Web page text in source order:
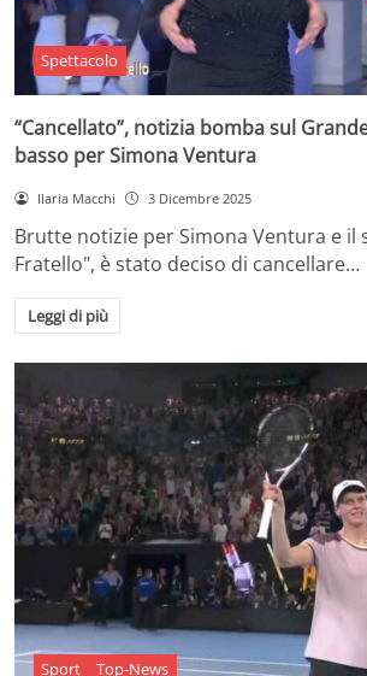
Spettacolo
“Cancellato”, notizia bomba sul
basso per Simona Ventura
Ilaria Macchi 3 Dicembre 2025
Brutte notizie per Simona Ventura e il
Fratello", è stato deciso di cancellare…
Leggi di più
Sport Top-News